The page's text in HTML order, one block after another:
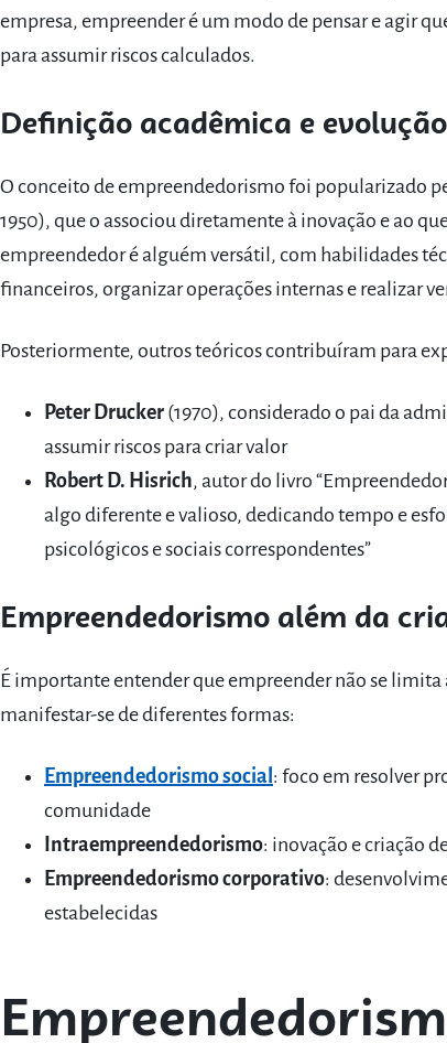
empresa, empreender é um modo de pensar e agir
para assumir riscos calculados.
Definição acadêmica e
O conceito de empreendedorismo foi popularizado
1950), que o associou diretamente à inovação e ao
empreendedor é alguém versátil, com habilidades
financeiros, organizar operações internas e realizar
Posteriormente, outros teóricos contribuíram para
Peter Drucker (1970), considerado o pai da
assumir riscos para criar valor
Robert D. Hisrich, autor do livro
algo diferente e valioso, dedicando tempo e
psicológicos e sociais correspondentes”
Empreendedorismo além da
É importante entender que empreender não se
manifestar-se de diferentes formas:
Empreendedorismo social: foco em resolver
comunidade
Intraempreendedorismo: inovação e criação
Empreendedorismo corporativo:
estabelecidas